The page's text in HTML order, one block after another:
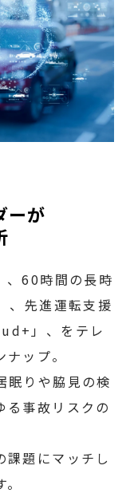
ーが
、60時間の長時
、先進運転支援
」、をテレ
ップ。
眠りや脇見の検
る事故リスクの
課題にマッチし